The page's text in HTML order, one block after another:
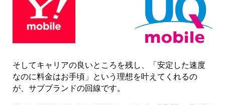
そしてキャリアの良いところを残し、「安定した速度
なのに料金はお手頃」という理想を叶えてくれるの
が、サブブランドの回線です。